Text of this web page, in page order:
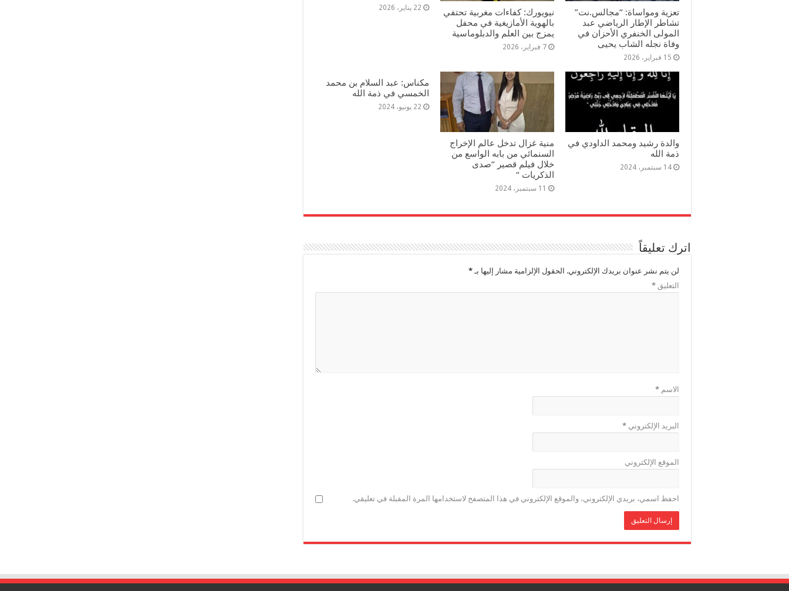
تعزية ومواساة: “مجالس.نت”
تشاطر الإطار الرياضي عبد
المولى الخنفري الأحزان في
وفاة نجله الشاب يحيى
15 فبراير، 2026
نيويورك: كفاءات مغربية تحتفي
بالهوية الأمازيغية في محفل
يمزج بين العلم والدبلوماسية
7 فبراير، 2026
22 يناير، 2026
والدة رشيد ومحمد الداودي في
ذمة الله
14 سبتمبر، 2024
منية غزال تدخل عالم الإخراج
السنمائي من بابه الواسع من
خلال فيلم قصير “صدى
الذكريات “
11 سبتمبر، 2024
مكناس: عبد السلام بن محمد
الخمسي في ذمة الله
22 يونيو، 2024
اترك تعليقاً
لن يتم نشر عنوان بريدك الإلكتروني. الحقول الإلزامية مشار إليها بـ*
التعليق *
الاسم *
البريد الإلكتروني *
الموقع الإلكتروني
احفظ اسمي، بريدي الإلكتروني، والموقع الإلكتروني في هذا المتصفح لاستخدامها المرة المقبلة في تعليقي.